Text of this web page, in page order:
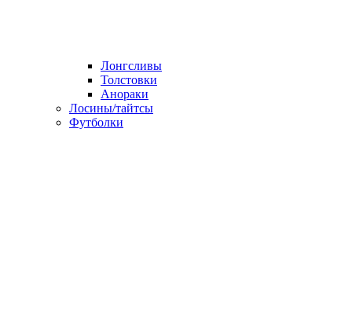
Лонгсливы
Толстовки
Анораки
Лосины/тайтсы
Футболки